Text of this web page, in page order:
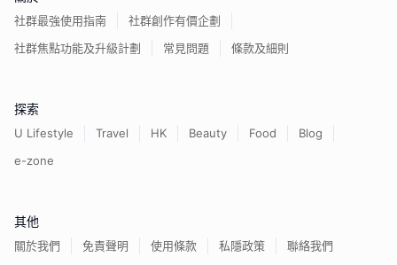
社群最強使用指南
社群創作有價企劃
社群焦點功能及升級計劃
常見問題 條款及細則
探索
U Lifestyle Travel HK Beauty Food
Blog
e-zone
其他
關於我們 免責聲明 使用條款 私隱政策 聯絡我們